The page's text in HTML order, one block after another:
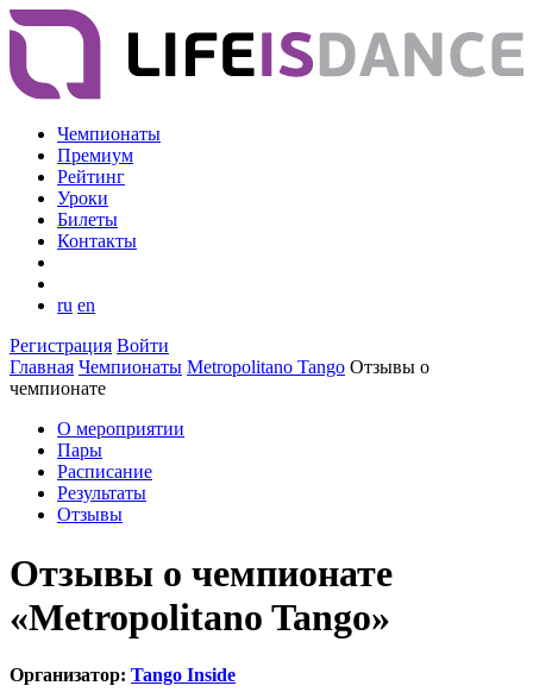
Чемпионаты
Премиум
Рейтинг
Уроки
Билеты
Контакты
ru en
Регистрация Войти
Главная Чемпионаты Metropolitano Tango Отзывы о
чемпионате
О мероприятии
Пары
Расписание
Результаты
Отзывы
Отзывы о чемпионате
«Metropolitano Tango»
Организатор: Tango Inside